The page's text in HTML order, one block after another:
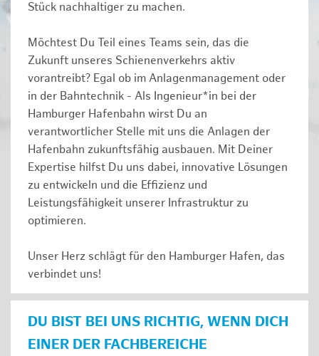
Stück nachhaltiger zu machen.
Möchtest Du Teil eines Teams sein, das die
Zukunft unseres Schienenverkehrs aktiv
vorantreibt? Egal ob im Anlagenmanagement oder
in der Bahntechnik - Als Ingenieur*in bei der
Hamburger Hafenbahn wirst Du an
verantwortlicher Stelle mit uns die Anlagen der
Hafenbahn zukunftsfähig ausbauen. Mit Deiner
Expertise hilfst Du uns dabei, innovative Lösungen
zu entwickeln und die Effizienz und
Leistungsfähigkeit unserer Infrastruktur zu
optimieren.
Unser Herz schlägt für den Hamburger Hafen, das
verbindet uns!
DU BIST BEI UNS RICHTIG, WENN DICH
EINER DER FACHBEREICHE